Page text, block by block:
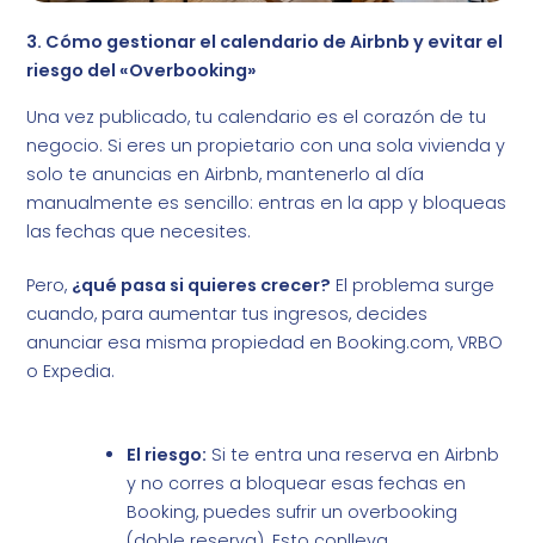
3. Cómo gestionar el calendario de Airbnb y evitar el
riesgo del «Overbooking»
Una vez publicado, tu calendario es el corazón de tu
negocio. Si eres un propietario con una sola vivienda y
solo te anuncias en Airbnb, mantenerlo al día
manualmente es sencillo: entras en la app y bloqueas
las fechas que necesites.
Pero, ¿qué pasa si quieres crecer? El problema surge
cuando, para aumentar tus ingresos, decides
anunciar esa misma propiedad en Booking.com, VRBO
o Expedia.
El riesgo: Si te entra una reserva en Airbnb
y no corres a bloquear esas fechas en
Booking, puedes sufrir un overbooking